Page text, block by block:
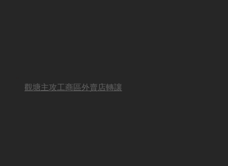
觀塘主攻工商區外賣店轉讓